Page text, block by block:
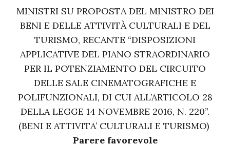
MINISTRI SU PROPOSTA DEL MINISTRO DEI
BENI E DELLE ATTIVITÀ CULTURALI E DEL
TURISMO, RECANTE “DISPOSIZIONI
APPLICATIVE DEL PIANO STRAORDINARIO
PER IL POTENZIAMENTO DEL CIRCUITO
DELLE SALE CINEMATOGRAFICHE E
POLIFUNZIONALI, DI CUI ALL’ARTICOLO 28
DELLA LEGGE 14 NOVEMBRE 2016, N. 220”.
(BENI E ATTIVITA’ CULTURALI E TURISMO)
Parere favorevole